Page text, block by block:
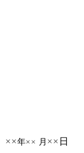
××年×× 月 ×× 日